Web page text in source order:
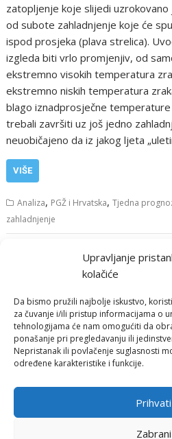
Upravljanje
kolačiće
Da bismo pružili najbolje iskustvo,
za čuvanje i/ili pristup informacijama o
tehnologijama će nam omogućiti da
ponašanje pri pregledavanju ili
Nepristanak ili povlačenje suglasnosti
određene karakteristike i funkcije.
Prihvati
Zabrani
zatopljenje koje slijedi
od subote zahladnjenje koje će
ispod prosjeka (plava strelica).
izgleda biti vrlo promjenjiv, od
ekstremno visokih temperatura
ekstremno niskih temperatura
blago iznadprosječne
trebali završiti uz još jedno
neuobičajeno da iz jakog ljeta
VIŠE
Analiza, PGŽ i Hrvatska,Tjedna
zahladnjenje
Navigacija
Starije objave
Email:
Politika